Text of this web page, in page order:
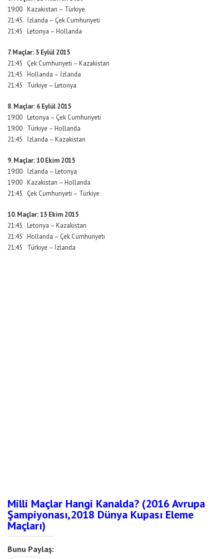
19:00 Kazakistan – Türkiye
21:45 İzlanda – Çek Cumhuriyeti
21:45 Letonya – Hollanda
7. Maçlar: 3 Eylül 2015
21:45 Çek Cumhuriyeti – Kazakistan
21:45 Hollanda – İzlanda
21:45 Türkiye – Letonya
8. Maçlar: 6 Eylül 2015
19:00 Letonya – Çek Cumhuriyeti
19:00 Türkiye – Hollanda
21:45 İzlanda – Kazakistan
9. Maçlar: 10 Ekim 2015
19:00 İzlanda – Letonya
19:00 Kazakistan – Hollanda
21:45 Çek Cumhuriyeti – Türkiye
10. Maçlar: 13 Ekim 2015
21:45 Letonya – Kazakistan
21:45 Hollanda – Çek Cumhuriyeti
21:45 Türkiye – İzlanda
Milli Maçlar Hangi Kanalda? (2016 Avrupa
Şampiyonası,2018 Dünya Kupası Eleme
Maçları)
Bunu Paylaş: